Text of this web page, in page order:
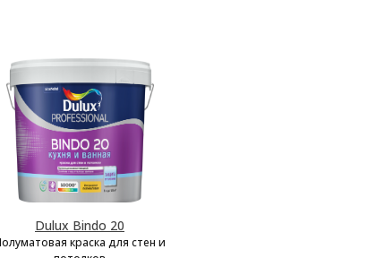
Dulux Bindo 20
краска для стен и